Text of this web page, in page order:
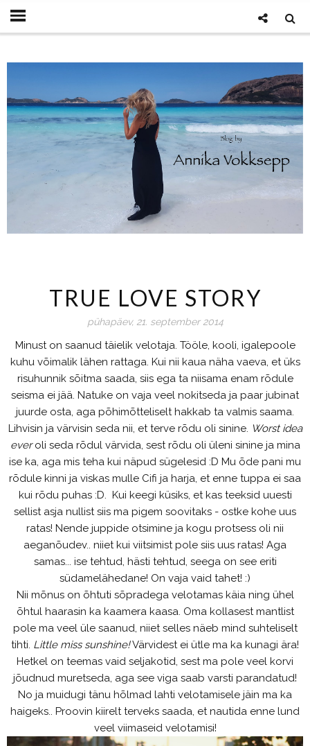
TRUE LOVE STORY
pühapäev, 21. september 2014
Minust on saanud täielik velotaja. Tööle, kooli, igalepoole
kuhu võimalik lähen rattaga. Kui nii kaua näha vaeva, et üks
risuhunnik sõitma saada, siis ega ta niisama enam rõdule
seisma ei jää. Natuke on vaja veel nokitseda ja paar jubinat
juurde osta, aga põhimõtteliselt hakkab ta valmis saama.
Lihvisin ja värvisin seda nii, et terve rõdu oli sinine. Worst idea
everoli seda rõdul värvida, sest rõdu oli üleni sinine ja mina
ise ka, aga mis teha kui näpud sügelesid :D Mu õde pani mu
rõdule kinni ja viskas mulle Cifi ja harja, et enne tuppa ei saa
kui rõdu puhas :D. Kui keegi küsiks, et kas teeksid uuesti
sellist asja nullist siis ma pigem soovitaks - ostke kohe uus
ratas! Nende juppide otsimine ja kogu protsess oli nii
aeganõudev.. niiet kui viitsimist pole siis uus ratas! Aga
samas... ise tehtud, hästi tehtud, seega on see eriti
südamelähedane! On vaja vaid tahet! :)
Nii mõnus on õhtuti sõpradega velotamas käia ning ühel
õhtul haarasin ka kaamera kaasa. Oma kollasest mantlist
pole ma veel üle saanud, niiet selles näeb mind suhteliselt
tihti. Little miss sunshine!Värvidest ei ütle ma ka kunagi ära!
Hetkel on teemas vaid seljakotid, sest ma pole veel korvi
jõudnud muretseda, aga see viga saab varsti parandatud!
No ja muidugi tänu hõlmad lahti velotamisele jäin ma ka
haigeks.. Proovin kiirelt terveks saada, et nautida enne lund
veel viimaseid velotamisi!